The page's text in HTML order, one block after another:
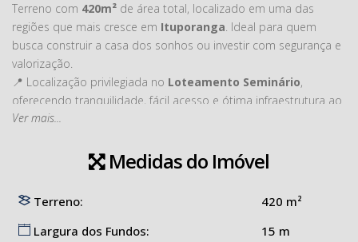
Terreno com 420m² de área total, localizado em uma das
regiões que mais cresce em Ituporanga. Ideal para quem
busca construir a casa dos sonhos ou investir com segurança e
valorização.
📍 Localização privilegiada no Loteamento Seminário,
oferecendo tranquilidade, fácil acesso e ótima infraestrutura ao
redor.
✔️ Amplo espaço para seu projeto
✔️ Região em constante desenvolvimento
✔️ Excelente opção para moradia ou investimento
Não perca essa oportunidade de garantir seu espaço em um
Ver mais...
Medidas do Imóvel
Terreno:
420 m²
Largura dos Fundos:
15 m